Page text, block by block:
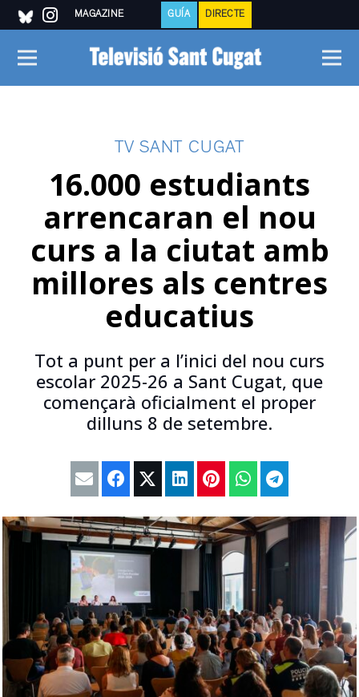
MAGAZINE GUÍA DIRECTE
TV SANT CUGAT
16.000 estudiants
arrencaran el nou
curs a la ciutat amb
millores als centres
educatius
Tot a punt per a l’inici del nou curs
escolar 2025-26 a Sant Cugat, que
començarà oficialment el proper
dilluns 8 de setembre.